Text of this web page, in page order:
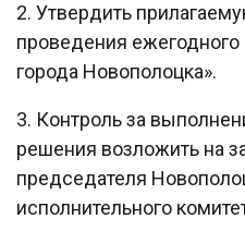
2. Утвердить
проведения ежегодного
города Новополоцка».
3. Контроль за
решения возложить на
председателя
исполнительного